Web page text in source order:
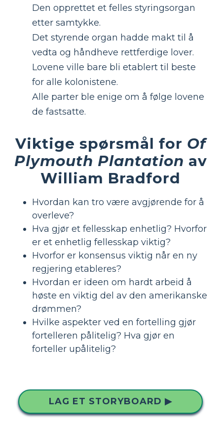
Den opprettet et felles styringsorgan
etter samtykke.
Det styrende organ hadde makt til å
vedta og håndheve rettferdige lover.
Lovene ville bare bli etablert til beste
for alle kolonistene.
Alle parter ble enige om å følge lovene
de fastsatte.
Viktige spørsmål for Of
Plymouth Plantation av
William Bradford
Hvordan kan tro være avgjørende for å
overleve?
Hva gjør et fellesskap enhetlig? Hvorfor
er et enhetlig fellesskap viktig?
Hvorfor er konsensus viktig når en ny
regjering etableres?
Hvordan er ideen om hardt arbeid å
høste en viktig del av den amerikanske
drømmen?
Hvilke aspekter ved en fortelling gjør
fortelleren pålitelig? Hva gjør en
forteller upålitelig?
LAG ET STORYBOARD ▶